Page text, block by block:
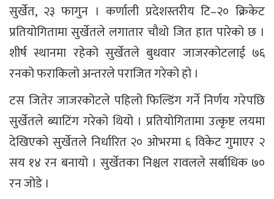
सुर्खेत, २३ फागुन । कर्णाली प्रदेशस्तरीय टि–२० क्रिकेट
प्रतियोगितामा सुर्खेतले लगातार चौथो जित हात पारेको छ ।
शीर्ष स्थानमा रहेको सुर्खेतले बुधवार जाजरकोटलाई ७६
रनको फराकिलो अन्तरले पराजित गरेको हो ।
टस जितेर जाजरकोटले पहिलो फिल्डिंग गर्ने निर्णय गरेपछि
सुर्खेतले ब्याटिंग गरेको थियो । प्रतियोगितामा उत्कृष्ट लयमा
देखिएको सुर्खेतले निर्धारित २० ओभरमा ६ विकेट गुमाएर २
सय १४ रन बनायो । सुर्खेतका निश्चल रावलले सर्बाधिक ७०
रन जोडे ।